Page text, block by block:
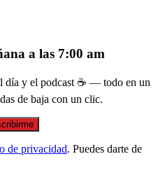
a las 7:00 am
día y el podcast ☕ — todo en un
de baja con un clic.
de privacidad. Puedes darte de